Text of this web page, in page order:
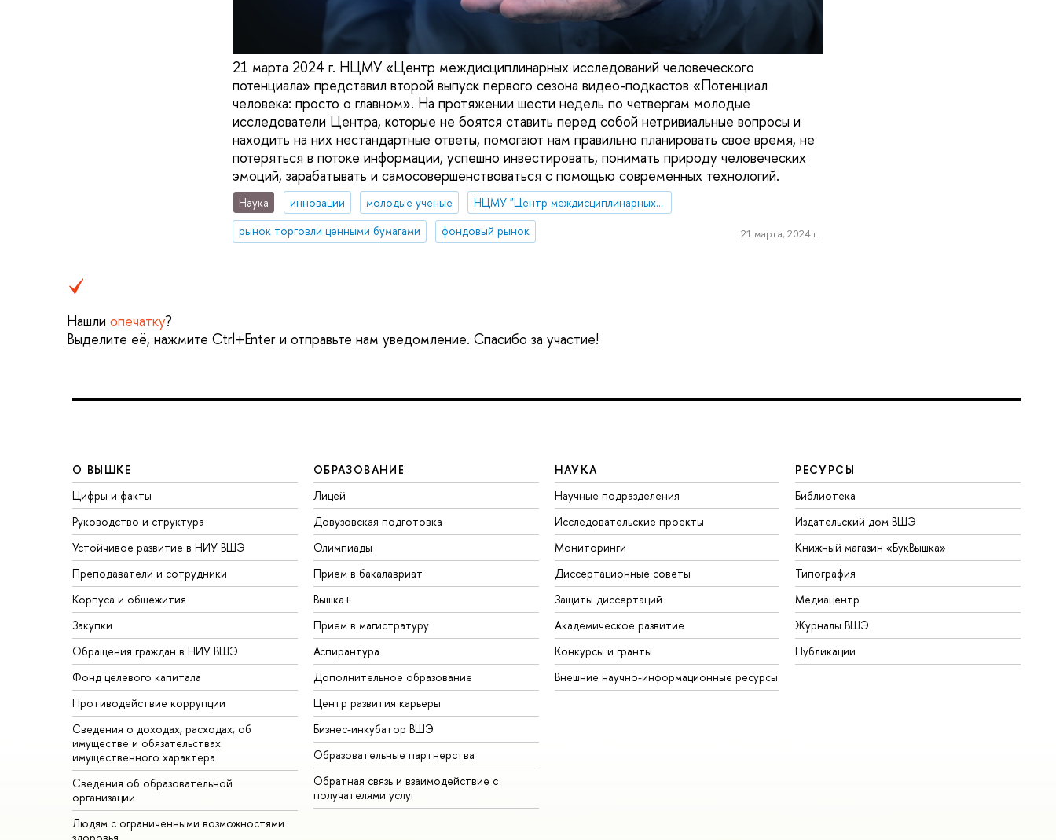
21 марта 2024 г. НЦМУ «Центр междисциплинарных исследований человеческого
потенциала» представил второй выпуск первого сезона видео-подкастов «Потенциал
человека: просто о главном». На протяжении шести недель по четвергам молодые
исследователи Центра, которые не боятся ставить перед собой нетривиальные вопросы и
находить на них нестандартные ответы, помогают нам правильно планировать свое время, не
потеряться в потоке информации, успешно инвестировать, понимать природу человеческих
эмоций, зарабатывать и самосовершенствоваться с помощью современных технологий.
Наука инновации молодые ученые
НЦМУ "Центр междисциплинарных исследований человеческого потенциала"
рынок торговли ценными бумагами
фондовый рынок 21 марта, 2024 г.
Нашли опечатку?
Выделите её, нажмите Ctrl+Enter и отправьте нам уведомление. Спасибо за участие!
О ВЫШКЕ
Цифры и факты
Руководство и структура
Устойчивое развитие в НИУ ВШЭ
Преподаватели и сотрудники
Корпуса и общежития
Закупки
Обращения граждан в НИУ ВШЭ
Фонд целевого капитала
Противодействие коррупции
Сведения о доходах, расходах, об
имуществе и обязательствах
имущественного характера
Сведения об образовательной
организации
Людям с ограниченными возможностями
здоровья
ОБРАЗОВАНИЕ
Лицей
Довузовская подготовка
Олимпиады
Прием в бакалавриат
Вышка+
Прием в магистратуру
Аспирантура
Дополнительное образование
Центр развития карьеры
Бизнес-инкубатор ВШЭ
Образовательные партнерства
Обратная связь и взаимодействие с
получателями услуг
НАУКА
Научные подразделения
Исследовательские проекты
Мониторинги
Диссертационные советы
Защиты диссертаций
Академическое развитие
Конкурсы и гранты
Внешние научно-информационные ресурсы
РЕСУРСЫ
Библиотека
Издательский дом ВШЭ
Книжный магазин «БукВышка»
Типография
Медиацентр
Журналы ВШЭ
Публикации